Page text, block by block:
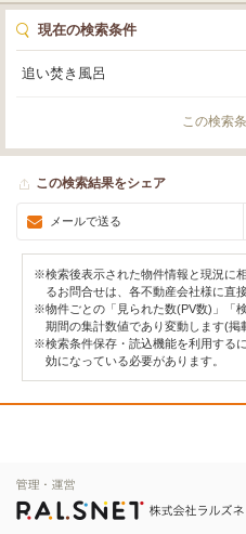
いて、料理しながら家族の様子を見渡
むキッチンは、忙しい日常の中でも心
現在の検索条件
追い焚き風呂
この検索
この検索結果をシェア
メールで送る
※検索後表示された物件情報と現況に
るお問合せは、各不動産会社様に直
※物件ごとの「見られた数(PV数)」「
期間の集計数値であり変動します(掲
※検索条件保存・読込機能を利用する
効になっている必要があります。